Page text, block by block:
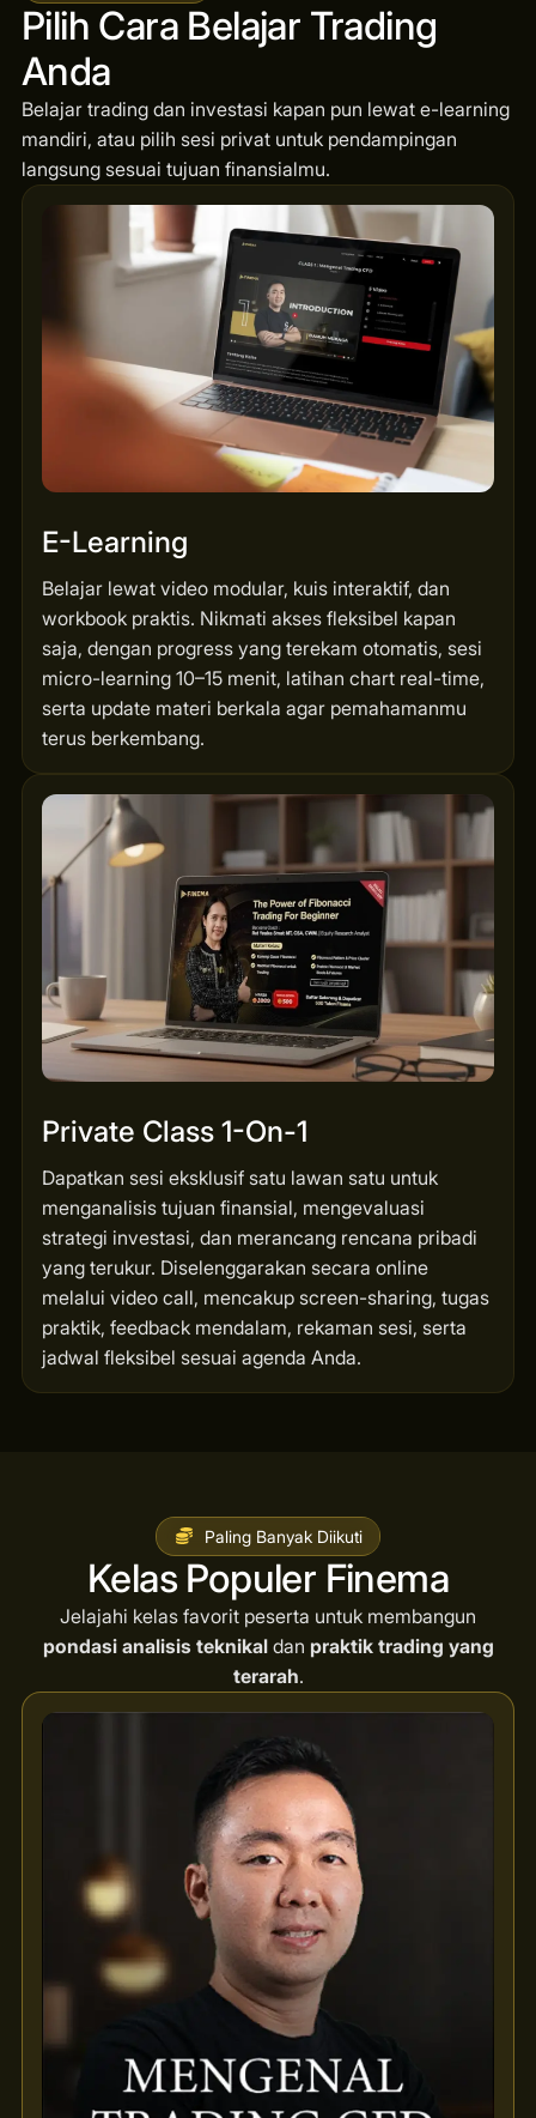
Pilih Cara Belajar Trading
Anda
Belajar trading dan investasi kapan pun lewat e-learning
mandiri, atau pilih sesi privat untuk pendampingan
langsung sesuai tujuan finansialmu.
E-Learning
Belajar lewat video modular, kuis interaktif, dan
workbook praktis. Nikmati akses fleksibel kapan
saja, dengan progress yang terekam otomatis, sesi
micro-learning 10–15 menit, latihan chart real-time,
serta update materi berkala agar pemahamanmu
terus berkembang.
Private Class 1-On-1
Dapatkan sesi eksklusif satu lawan satu untuk
menganalisis tujuan finansial, mengevaluasi
strategi investasi, dan merancang rencana pribadi
yang terukur. Diselenggarakan secara online
melalui video call, mencakup screen-sharing, tugas
praktik, feedback mendalam, rekaman sesi, serta
jadwal fleksibel sesuai agenda Anda.
Paling Banyak Diikuti
Kelas Populer Finema
Jelajahi kelas favorit peserta untuk membangun
pondasi analisis teknikaldan praktik trading yang
terarah.